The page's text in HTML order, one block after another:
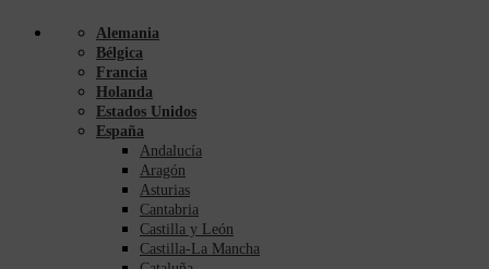
Alemania
Bélgica
Francia
Holanda
Estados Unidos
España
Andalucía
Aragón
Asturias
Cantabria
Castilla y León
Castilla-La Mancha